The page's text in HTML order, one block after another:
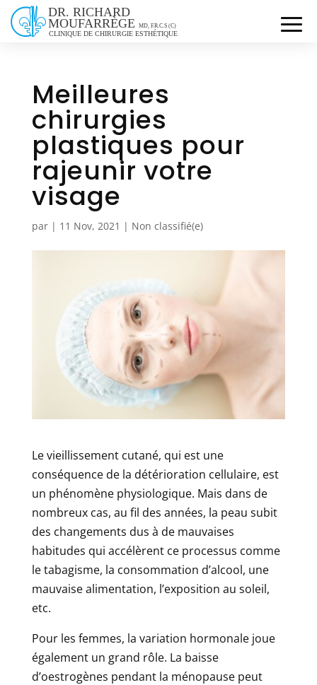
Meilleures
chirurgies
plastiques pour
rajeunir votre
visage
par | 11 Nov, 2021 | Non classifié(e)
Le vieillissement cutané, qui est une
conséquence de la détérioration cellulaire, est
un phénomène physiologique. Mais dans de
nombreux cas, au fil des années, la peau subit
des changements dus à de mauvaises
habitudes qui accélèrent ce processus comme
le tabagisme, la consommation d’alcool, une
mauvaise alimentation, l’exposition au soleil,
etc.
Pour les femmes, la variation hormonale joue
également un grand rôle. La baisse
d’oestrogènes pendant la ménopause peut